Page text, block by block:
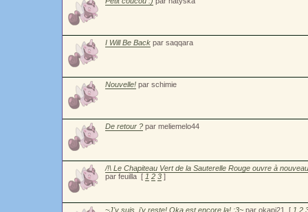
I Will Be Back par saqqara
Nouvelle! par schimie
De retour ? par meliemelo44
/!\ Le Chapiteau Vert de la Sauterelle Rouge ouvre à
par feuilla [ 1 2 3 ]
~J'y suis, j'y reste! Oka est encore la! :3~ par okapi21 [ 1 2